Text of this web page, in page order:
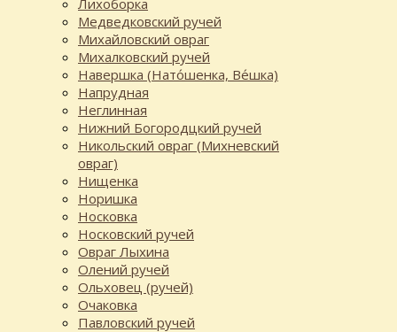
Лихоборка
Медведковский ручей
Михайловский овраг
Михалковский ручей
Навершка (Нато́шенка, Ве́шка)
Напрудная
Неглинная
Нижний Богородцкий ручей
Никольский овраг (Михневский
овраг)
Нищенка
Норишка
Носковка
Носковский ручей
Овраг Лыхина
Олений ручей
Ольховец (ручей)
Очаковка
Павловский ручей